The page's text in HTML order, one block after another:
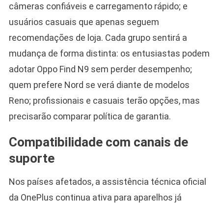
câmeras confiáveis e carregamento rápido; e
usuários casuais que apenas seguem
recomendações de loja. Cada grupo sentirá a
mudança de forma distinta: os entusiastas podem
adotar Oppo Find N9 sem perder desempenho;
quem prefere Nord se verá diante de modelos
Reno; profissionais e casuais terão opções, mas
precisarão comparar política de garantia.
Compatibilidade com canais de
suporte
Nos países afetados, a assistência técnica oficial
da OnePlus continua ativa para aparelhos já